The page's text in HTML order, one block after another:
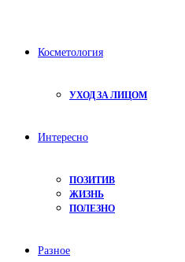
Косметология
УХОД ЗА ЛИЦОМ
Интересно
ПОЗИТИВ
ЖИЗНЬ
ПОЛЕЗНО
Разное